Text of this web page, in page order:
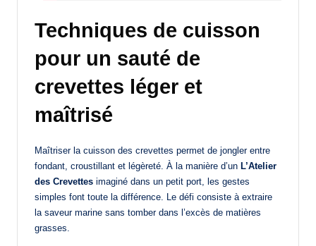
Techniques de cuisson
pour un sauté de
crevettes léger et
maîtrisé
Maîtriser la cuisson des crevettes permet de jongler entre
fondant, croustillant et légèreté. À la manière d’un L’Atelier
des Crevettes imaginé dans un petit port, les gestes
simples font toute la différence. Le défi consiste à extraire
la saveur marine sans tomber dans l’excès de matières
grasses.